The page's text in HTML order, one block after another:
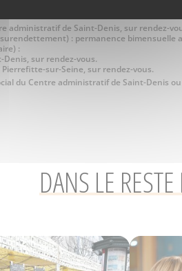
administratif de Saint-Denis, sur rendez-
: permanence
:
sur rendez-vous.
sur-Seine, sur rendez-vous.
du Centre administratif de Saint-Denis
DANS LE